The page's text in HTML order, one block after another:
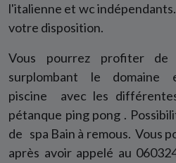
l'italienne et wc
votre disposition.
Vous pourrez profiter
surplombant le
piscine
avec les
pétanque ping pong .
de spa Bain à remous. Vous
après avoir appelé au